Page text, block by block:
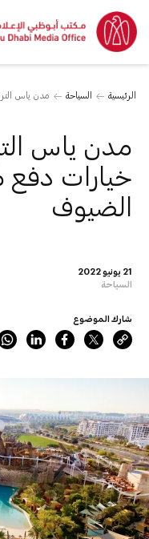
الرئيسية السياحة مدن ياس
21 يونيو 2022
السياحة
مدن ياس
خيارات دفع
الضيوف
شارك الموضوع